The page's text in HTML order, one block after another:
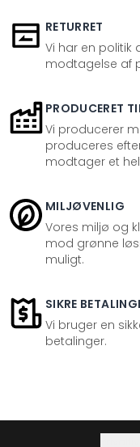
RETURRET
Vi har en politik
modtagelse af
PRODUCERET
Vi producerer
produceres
modtager et
MILJØVENLIG
Vores miljø og
mod grønne
muligt.
SIKRE
Vi bruger en
betalinger.